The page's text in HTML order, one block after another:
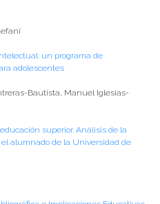
un programa de
adolescentes
Bautista, Manuel Iglesias-
superior. Análisis de la
alumnado de la Universidad de